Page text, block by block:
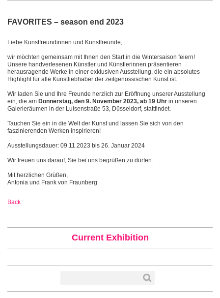
FAVORITES – season end 2023
Liebe Kunstfreundinnen und Kunstfreunde,
wir möchten gemeinsam mit Ihnen den Start in die Wintersaison feiern!
Unsere handverlesenen Künstler und Künstlerinnen präsentieren
herausragende Werke in einer exklusiven Ausstellung, die ein absolutes
Highlight für alle Kunstliebhaber der zeitgenössischen Kunst ist.
Wir laden Sie und Ihre Freunde herzlich zur Eröffnung unserer Ausstellung
ein, die am Donnerstag, den 9. November 2023, ab 19 Uhr in unseren
Galerieräumen in der Luisenstraße 53, Düsseldorf, stattfindet.
Tauchen Sie ein in die Welt der Kunst und lassen Sie sich von den
faszinierenden Werken inspirieren!
Ausstellungsdauer: 09.11.2023 bis 26. Januar 2024
Wir freuen uns darauf, Sie bei uns begrüßen zu dürfen.
Mit herzlichen Grüßen,
Antonia und Frank von Fraunberg
Back
Current Exhibition